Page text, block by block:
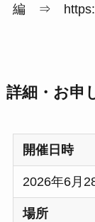
編 ⇒ https://
詳細・お申
開催日時
2026年6月
場所